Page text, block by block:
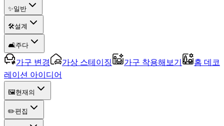
✨일반
🛠️설계
🛋️주다
가구 변경 가상 스테이징 가구 착용해보기
홈 데코
레이션 아이디어
🖼️현재의
✏️편집